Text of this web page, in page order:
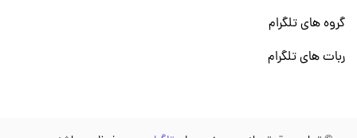
گروه های تلگرام
ربات های تلگرام